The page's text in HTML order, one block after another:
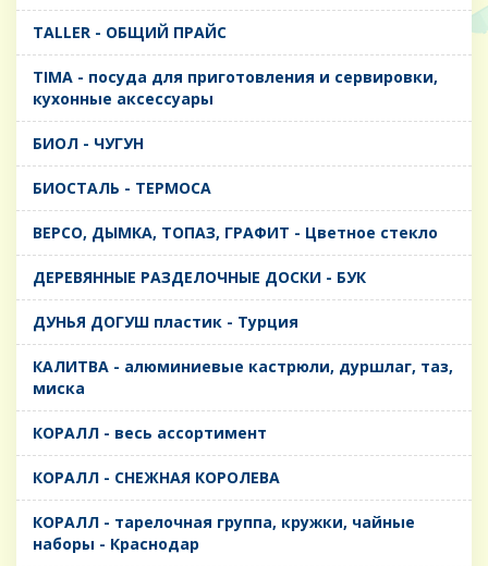
TALLER - ОБЩИЙ ПРАЙС
TIMA - посуда для приготовления и сервировки,
кухонные аксессуары
БИОЛ - ЧУГУН
БИОСТАЛЬ - ТЕРМОСА
ВЕРСО, ДЫМКА, ТОПАЗ, ГРАФИТ - Цветное стекло
ДЕРЕВЯННЫЕ РАЗДЕЛОЧНЫЕ ДОСКИ - БУК
ДУНЬЯ ДОГУШ пластик - Турция
КАЛИТВА - алюминиевые кастрюли, дуршлаг, таз,
миска
КОРАЛЛ - весь ассортимент
КОРАЛЛ - СНЕЖНАЯ КОРОЛЕВА
КОРАЛЛ - тарелочная группа, кружки, чайные
наборы - Краснодар